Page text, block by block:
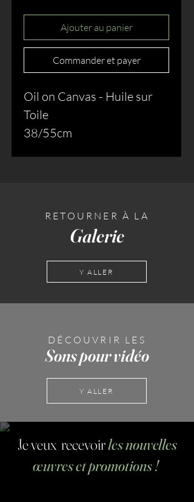
Ajouter au panier
Commander et payer
Oil on Canvas - Huile sur
Toile
38/55cm
RETOURNER À LA
Galerie
Y ALLER
DÉCOUVRIR LES
Sons pour vidéo
Y ALLER
Je veux recevoirles nouvelles
œuvres et promotions !